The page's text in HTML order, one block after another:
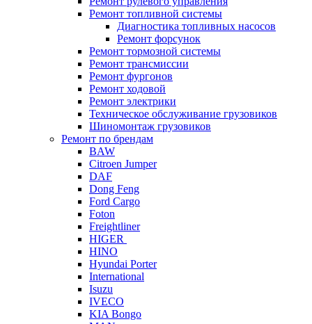
Ремонт топливной системы
Диагностика топливных насосов
Ремонт форсунок
Ремонт тормозной системы
Ремонт трансмиссии
Ремонт фургонов
Ремонт ходовой
Ремонт электрики
Техническое обслуживание грузовиков
Шиномонтаж грузовиков
Ремонт по брендам
BAW
Citroen Jumper
DAF
Dong Feng
Ford Cargo
Foton
Freightliner
HIGER
HINO
Hyundai Porter
International
Isuzu
IVECO
KIA Bongo